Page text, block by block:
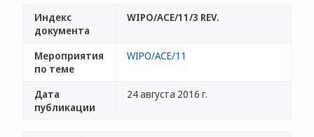
Индекс
документа
WIPO/ACE/11/3 REV.
Мероприятия
по теме
WIPO/ACE/11
Дата
публикации
24 августа 2016 г.